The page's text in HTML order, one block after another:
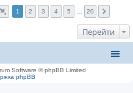
1 2 3 4 5 20
Перейти
Software © phpBB Limited
phpBB